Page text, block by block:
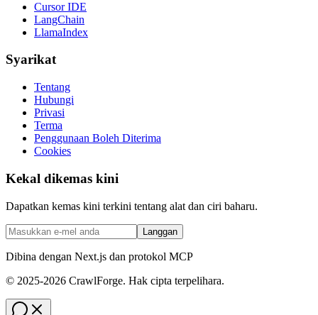
Cursor IDE
LangChain
LlamaIndex
Syarikat
Tentang
Hubungi
Privasi
Terma
Penggunaan Boleh Diterima
Cookies
Kekal dikemas kini
Dapatkan kemas kini terkini tentang alat dan ciri baharu.
Langgan
Dibina dengan Next.js dan protokol MCP
© 2025-2026 CrawlForge. Hak cipta terpelihara.